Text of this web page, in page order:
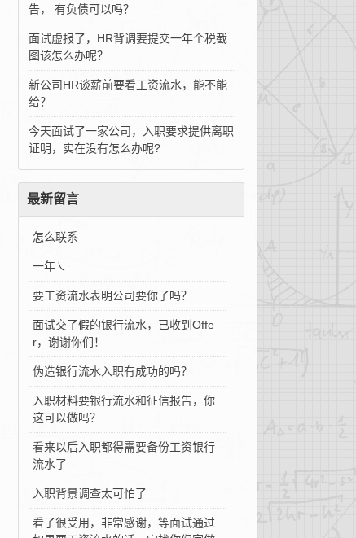
告， 有负债可以吗？
面试虚报了，HR背调要提交一年个税截
图该怎么办呢？
新公司HR谈薪前要看工资流水，能不能
给？
今天面试了一家公司，入职要求提供离职
证明，实在没有怎么办呢?
最新留言
怎么联系
一年㇏
要工资流水表明公司要你了吗？
面试交了假的银行流水，已收到Offe
r，谢谢你们！
伪造银行流水入职有成功的吗？
入职材料要银行流水和征信报告，你
这可以做吗？
看来以后入职都得需要备份工资银行
流水了
入职背景调查太可怕了
看了很受用，非常感谢，等面试通过